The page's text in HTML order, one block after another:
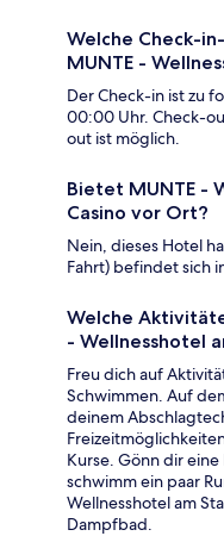
Welche Check-
MUNTE -
Der Check-in ist zu
00:00 Uhr. Check-
out ist möglich.
Bietet MUNTE -
Casino vor Ort?
Nein, dieses Hotel
Fahrt) befindet sich
Welche
- Wellnesshotel
Freu dich auf
Schwimmen. Auf
deinem
Kurse. Gönn dir
schwimm ein paar
Wellnesshotel am
Dampfbad.